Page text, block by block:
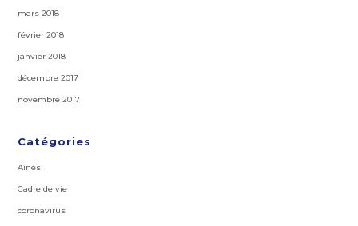
mars 2018
février 2018
janvier 2018
décembre 2017
novembre 2017
Catégories
Aînés
Cadre de vie
coronavirus